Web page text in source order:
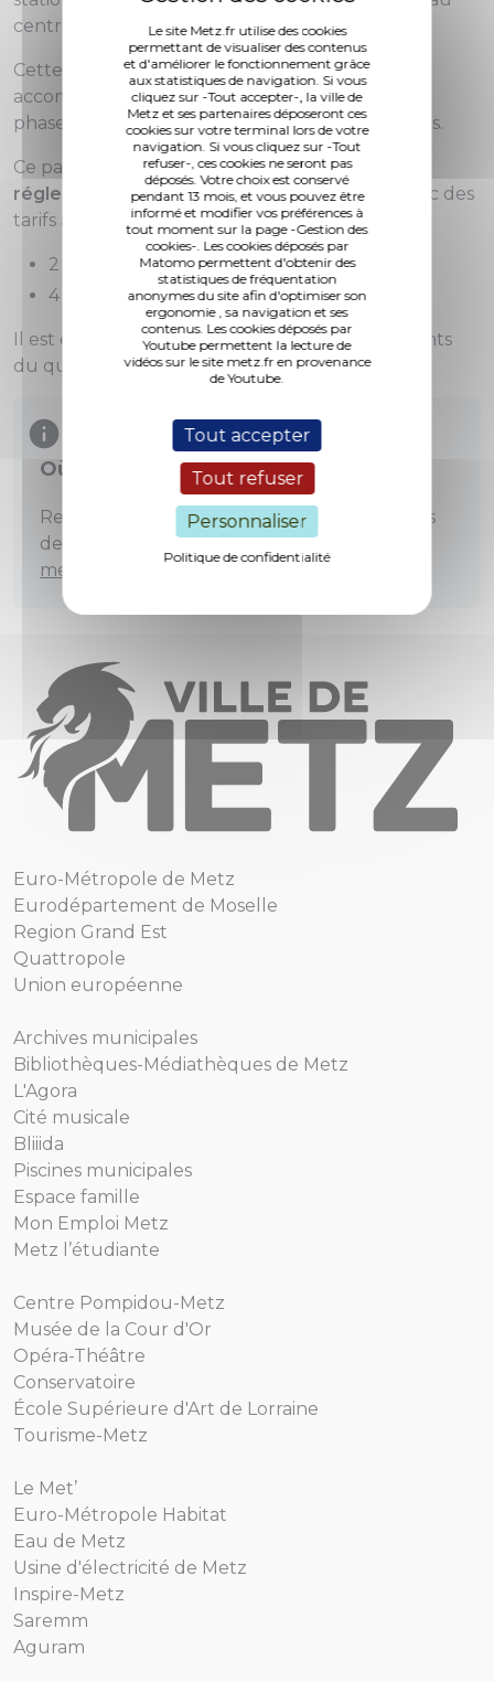
Le site Metz.fr utilise des cookies
permettant de visualiser des contenus
et d'améliorer le fonctionnement grâce
aux statistiques de navigation. Si vous
cliquez sur -Tout accepter-, la ville de
Metz et ses partenaires déposeront ces
cookies sur votre terminal lors de votre
navigation. Si vous cliquez sur -Tout
refuser-, ces cookies ne seront pas
déposés. Votre choix est conservé
pendant 13 mois, et vous pouvez être
informé et modifier vos préférences à
tout moment sur la page -Gestion des
cookies-. Les cookies déposés par
Matomo permettent d'obtenir des
statistiques de fréquentation
anonymes du site afin d'optimiser son
ergonomie , sa navigation et ses
contenus. Les cookies déposés par
Youtube permettent la lecture de
vidéos sur le site metz.fr en provenance
de Youtube.
Tout accepter
Tout refuser
Personnaliser
Politique de confidentialité
centre-ville.
Cette nouvelle capacité de stationnement
accompagne la mise en oeuvre de la deuxième
phase de piétonnisation de la rue des Allemands.
Ce parking est équipé d’un horodateur et
réglementé en zone F – grande couronne
, avec des
tarifs adaptés :
2 € la demi-journée
4 € la journée
Il est également accessible aux abonnés résidants
du quartier Outre-Seille.
Où stationner à Metz ?
Retrouvez l'ensemble des parkings et places
de stationnements accessibles à Metz sur
metzparkings.fr
Euro-Métropole de Metz
Eurodépartement de Moselle
Region Grand Est
Quattropole
Union européenne
Archives municipales
Bibliothèques-Médiathèques de Metz
L'Agora
Cité musicale
Bliiida
Piscines municipales
Espace famille
Mon Emploi Metz
Metz l’étudiante
Centre Pompidou-Metz
Musée de la Cour d'Or
Opéra-Théâtre
Conservatoire
École Supérieure d'Art de Lorraine
Tourisme-Metz
Le Met’
Euro-Métropole Habitat
Eau de Metz
Usine d'électricité de Metz
Inspire-Metz
Saremm
Aguram